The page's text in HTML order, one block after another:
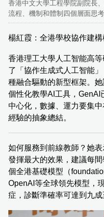
香港中文大學工程學院副院長
流程、機制和體制四個層面思
楊紅霞：全港學校協作建構
香港理工大學人工智能高
了「協作生成式人工智能
種融合驅動的新型框架。
個性化教學AI工具，GenAI
中心化，數據、運力要集
經驗的抽象總結。
如何服務到前線教師？她
發揮最大的效果，建議每
個全港基礎模型（
OpenAI等全球領先模型，
症，診斷準確率可達到九成